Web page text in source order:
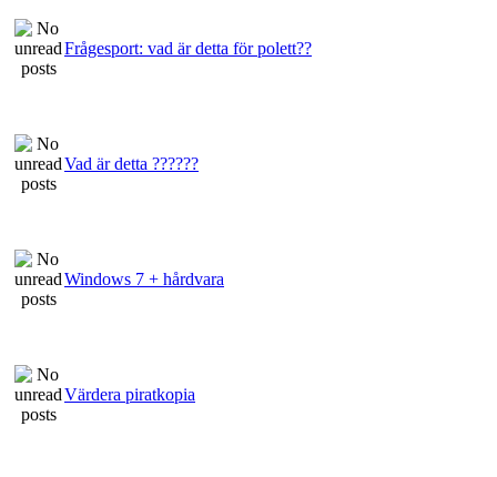
Frågesport: vad är detta för polett??
Vad är detta ??????
Windows 7 + hårdvara
Värdera piratkopia